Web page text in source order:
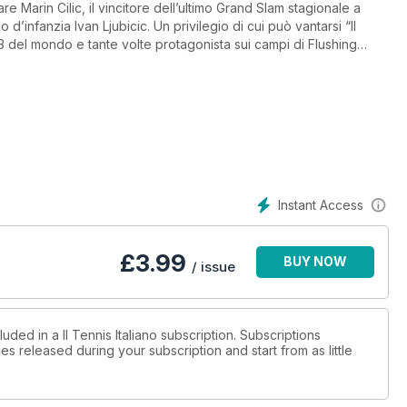
Marin Cilic, il vincitore dell’ultimo Grand Slam stagionale a
Ivan Ljubicic. Un privilegio di cui può vantarsi “Il
del mondo e tante volte protagonista sui campi di Flushing
quest’impresa.
il fuoriclasse elvetico ad abbandonare la storica Pro Staff da
ecco i test delle gemelline più leggere: la Wilson Pro
metà ottobre. Che cosa fanno oggi? Come sono invecchiati?
servizio speciale sui campionati italiani individuali under
della meglio gioventù italiana. Da non perdere la sezione
giocherai meglio), di tattica (come sfruttare effetti e
forte? Scoprilo con i nostri test).
Instant Access
£3.99 / issue BUY NOW
in a Il Tennis Italiano subscription. Subscriptions
released during your subscription and start from as little